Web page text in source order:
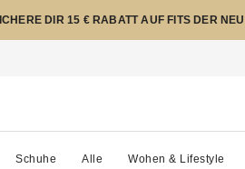
DIR 15 € RABATT AUF FITS DER
Schuhe Alle Wohen & Lifestyle